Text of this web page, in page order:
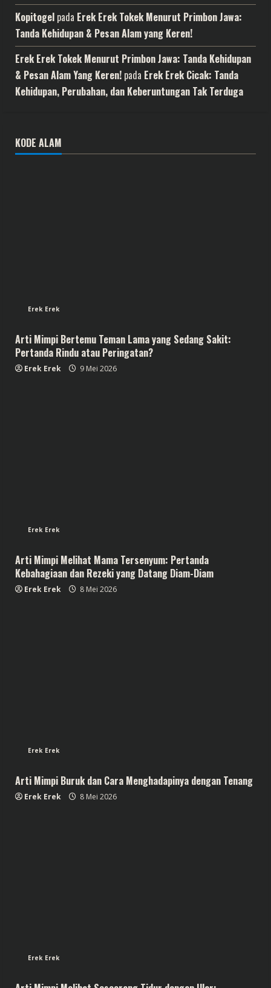
Kopitogel pada Erek Erek Tokek Menurut Primbon Jawa:
Tanda Kehidupan & Pesan Alam yang Keren!
Erek Erek Tokek Menurut Primbon Jawa: Tanda Kehidupan
& Pesan Alam Yang Keren! pada Erek Erek Cicak: Tanda
Kehidupan, Perubahan, dan Keberuntungan Tak Terduga
KODE ALAM
Erek Erek
Arti Mimpi Bertemu Teman Lama yang Sedang Sakit:
Pertanda Rindu atau Peringatan?
Erek Erek 9 Mei 2026
Erek Erek
Arti Mimpi Melihat Mama Tersenyum: Pertanda
Kebahagiaan dan Rezeki yang Datang Diam-Diam
Erek Erek 8 Mei 2026
Erek Erek
Arti Mimpi Buruk dan Cara Menghadapinya dengan Tenang
Erek Erek 8 Mei 2026
Erek Erek